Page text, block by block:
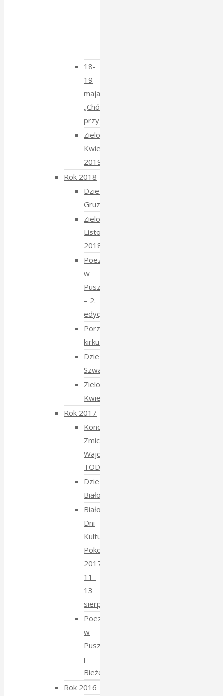
18-
19
maja
„Chór
przyjechał”
Zielony
Kwiecień
2019
Rok 2018
Dzień
Gruziński
Zielony
Listopad
2018
Poezja
w
Puszczy
– 2.
edycja
Porządkowanie
kirkutu
Dzień
Szwajcarski
Zielony
Kwiecień
Rok 2017
Koncert
Zmiciera
Wajciuszkiewicza
TODARA
Dzień
Białoruski
Białowieskie
Dni
Kultury
Pokoju
2017
11-
13
sierpnia
Poezja
w
Puszczy
i
Bieżeństwo
Rok 2016